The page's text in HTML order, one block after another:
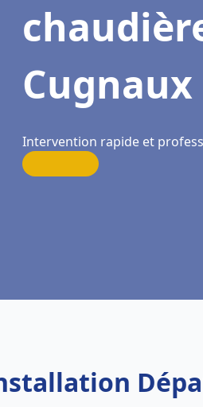
Cugnaux
Intervention rapide et